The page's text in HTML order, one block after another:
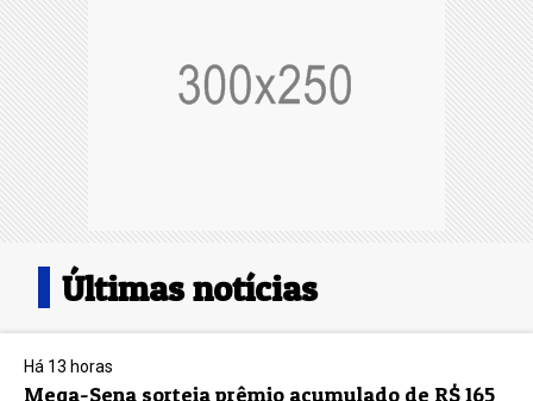
Últimas notícias
Há 13 horas
Mega-Sena sorteia prêmio acumulado de R$ 165